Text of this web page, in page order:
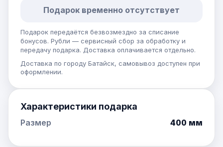
Подарок временно отсутствует
Подарок передаётся безвозмездно за списание
бонусов. Рубли — сервисный сбор за обработку и
передачу подарка. Доставка оплачивается отдельно.
Доставка по городу Батайск, самовывоз доступен при
оформлении.
Характеристики подарка
Размер 400 мм